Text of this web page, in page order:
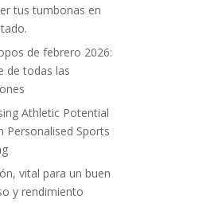
tus tumbonas en
de febrero 2026:
de todas las
Athletic Potential
Personalised Sports
vital para un buen
y rendimiento